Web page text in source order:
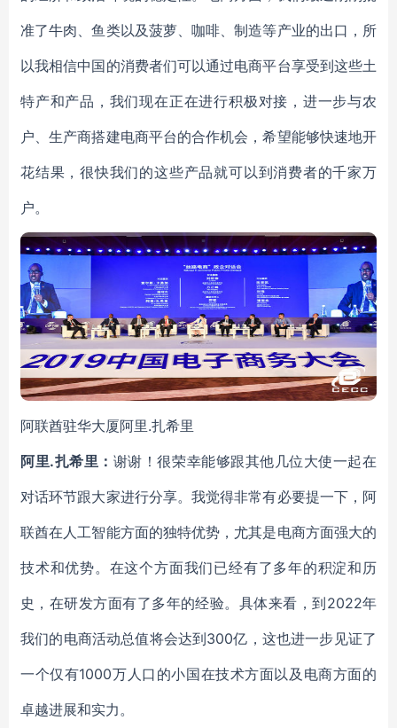
准了牛肉、鱼类以及菠萝、咖啡、制造等产业的出口，所
以我相信中国的消费者们可以通过电商平台享受到这些土
特产和产品，我们现在正在进行积极对接，进一步与农
户、生产商搭建电商平台的合作机会，希望能够快速地开
花结果，很快我们的这些产品就可以到消费者的千家万
户。
阿联酋驻华大厦阿里.扎希里
阿里.扎希里： 谢谢！很荣幸能够跟其他几位大使一起在
对话环节跟大家进行分享。我觉得非常有必要提一下，阿
联酋在人工智能方面的独特优势，尤其是电商方面强大的
技术和优势。在这个方面我们已经有了多年的积淀和历
史，在研发方面有了多年的经验。具体来看，到2022年
我们的电商活动总值将会达到300亿，这也进一步见证了
一个仅有1000万人口的小国在技术方面以及电商方面的
卓越进展和实力。